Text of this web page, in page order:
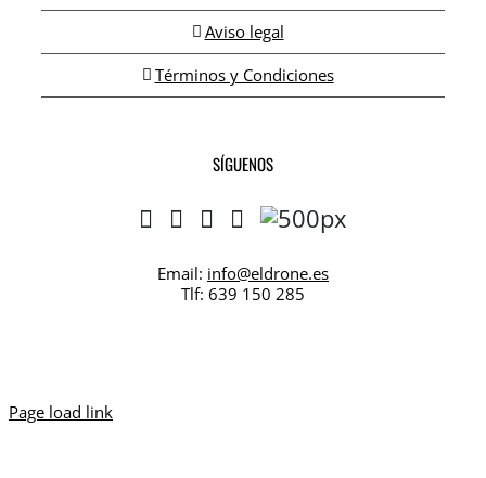
Aviso legal
Términos y Condiciones
SÍGUENOS
Email: info@eldrone.es
Tlf: 639 150 285
Page load link